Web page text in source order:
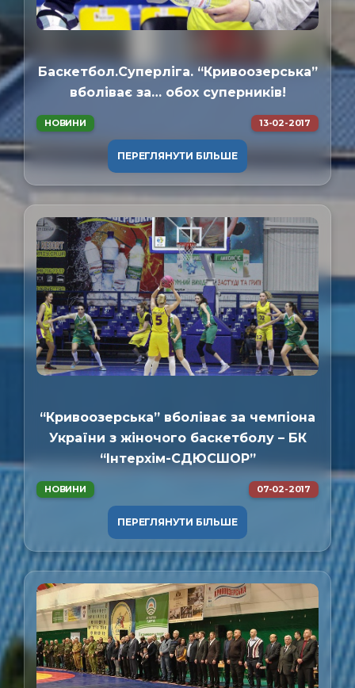
Баскетбол.Суперліга. “Кривоозерська”
вболіває за… обох суперників!
НОВИНИ 13-02-2017
ПЕРЕГЛЯНУТИ БІЛЬШЕ
“Кривоозерська” вболіває за чемпіона
України з жіночого баскетболу – БК
“Інтерхім-СДЮСШОР”
НОВИНИ 07-02-2017
ПЕРЕГЛЯНУТИ БІЛЬШЕ